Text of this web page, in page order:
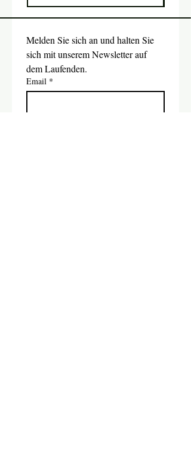
Melden Sie sich an und halten Sie
sich mit unserem Newsletter auf
dem Laufenden.
Email *